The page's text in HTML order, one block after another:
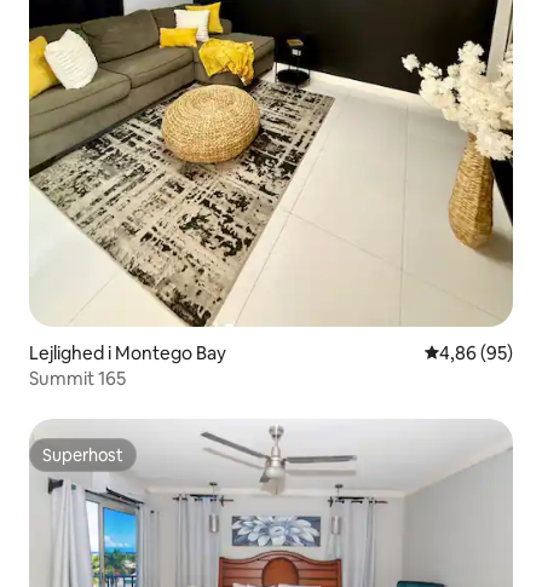
Lejlighed i Montego Bay 4,86 ud af 5 i
4,86 (95)
Summit 165
Superhost
Superhost